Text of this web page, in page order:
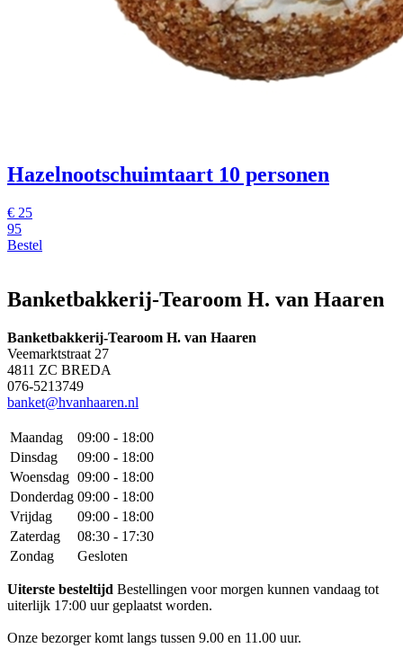
Hazelnootschuimtaart 10 personen
€ 25
95
Bestel
Banketbakkerij-Tearoom H. van Haaren
Banketbakkerij-Tearoom H. van Haaren
Veemarktstraat 27
4811 ZC BREDA
076-5213749
banket@hvanhaaren.nl
Maandag
09:00 - 18:00
Dinsdag
09:00 - 18:00
Woensdag 09:00 - 18:00
Donderdag 09:00 - 18:00
Vrijdag
09:00 - 18:00
Zaterdag
08:30 - 17:30
Zondag
Gesloten
Uiterste besteltijd Bestellingen voor morgen kunnen vandaag tot
uiterlijk 17:00 uur geplaatst worden.
Onze bezorger komt langs tussen 9.00 en 11.00 uur.